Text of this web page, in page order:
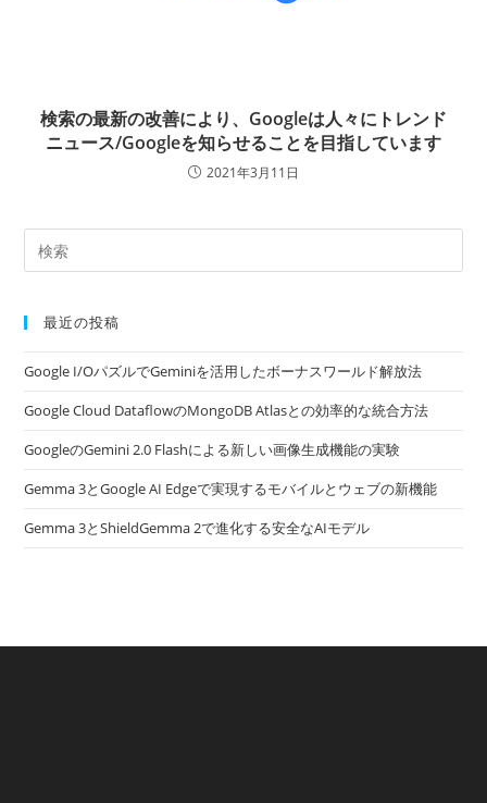
検索の最新の改善により、Googleは人々にトレンド
ニュース/Googleを知らせることを目指しています
2021年3月11日
最近の投稿
Google I/OパズルでGeminiを活用したボーナスワールド解放法
Google Cloud DataflowのMongoDB Atlasとの効率的な統合方法
GoogleのGemini 2.0 Flashによる新しい画像生成機能の実験
Gemma 3とGoogle AI Edgeで実現するモバイルとウェブの新機能
Gemma 3とShieldGemma 2で進化する安全なAIモデル